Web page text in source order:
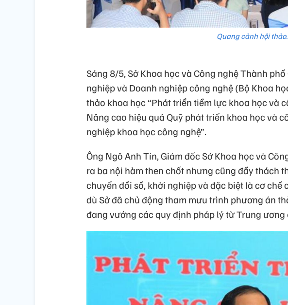
Quang cảnh hội thảo.
Sáng 8/5, Sở Khoa học và Công nghệ Thành
nghiệp và Doanh nghiệp công nghệ (Bộ Khoa
thảo khoa học “Phát triển tiềm lực khoa học và
Nâng cao hiệu quả Quỹ phát triển khoa học và
nghiệp khoa học công nghệ”.
Ông Ngô Anh Tín, Giám đốc Sở Khoa học và
ra ba nội hàm then chốt nhưng cũng đầy thách
chuyển đổi số, khởi nghiệp và đặc biệt là cơ chế
dù Sở đã chủ động tham mưu trình phương án
đang vướng các quy định pháp lý từ Trung